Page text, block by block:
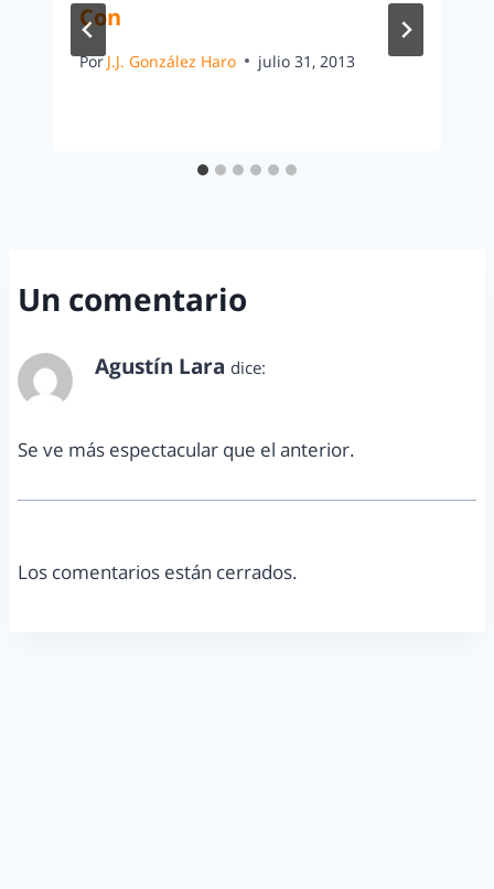
Con
Por J.J. González Haro julio 31, 2013
Un comentario
Agustín Lara dice:
Se ve más espectacular que el anterior.
Los comentarios están cerrados.